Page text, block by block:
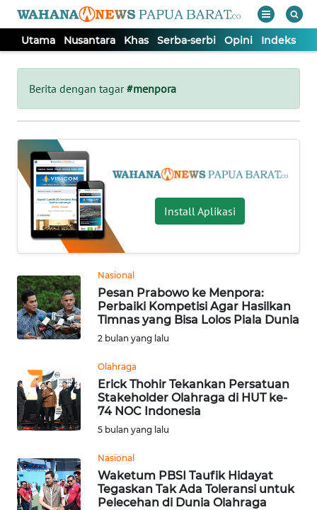
Utama Nusantara Khas Serba-serbi Opini Indeks
Berita dengan tagar#menpora
Install Aplikasi
Nasional
Pesan Prabowo ke Menpora:
Perbaiki Kompetisi Agar Hasilkan
Timnas yang Bisa Lolos Piala Dunia
2 bulan yang lalu
Olahraga
Erick Thohir Tekankan Persatuan
Stakeholder Olahraga di HUT ke-
74 NOC Indonesia
5 bulan yang lalu
Nasional
Waketum PBSI Taufik Hidayat
Tegaskan Tak Ada Toleransi untuk
Pelecehan di Dunia Olahraga
Tutup
UTAMA
NUSANTARA
KHAS
SERBA-
SERBI
OPINI
Informasi
BERITA
KONTAK
KAMI
INFO
IKLAN